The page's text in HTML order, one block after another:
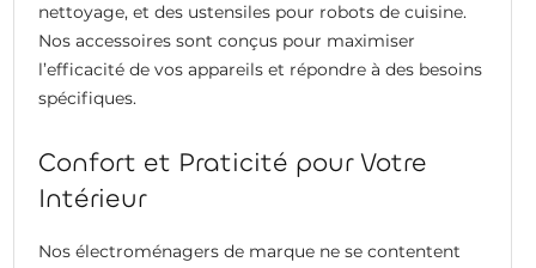
nettoyage, et des ustensiles pour robots de cuisine.
Nos accessoires sont conçus pour maximiser
l’efficacité de vos appareils et répondre à des besoins
spécifiques.
Confort et Praticité pour Votre
Intérieur
Nos électroménagers de marque ne se contentent